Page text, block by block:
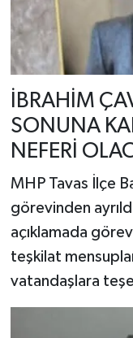
İBRAHİM
SONUNA
NEFERİ
MHP Tavas İlçe
görevinden
açıklamada
teşkilat
vatandaşlara